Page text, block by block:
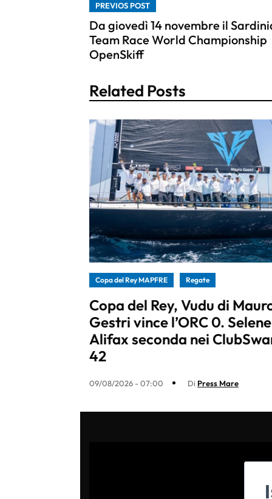
PREVIOS POST
Da giovedì 14 novembre il
Team Race World Championship
OpenSkiff
Related Posts
Copa del Rey MAPFRE Regate
Copa del Rey, Vudu di
Gestri vince l’ORC 0. Selene
Alifax seconda nei
42
09/08/2026 - 07:00 Di Press Mare